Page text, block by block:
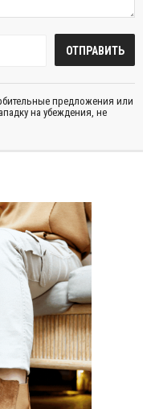
предложения или
на убеждения, не